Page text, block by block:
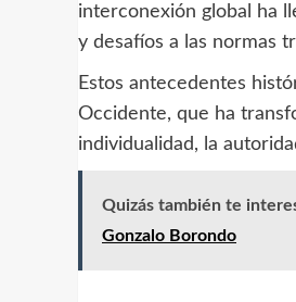
interconexión global ha
y desafíos a las normas
Estos antecedentes
Occidente, que ha
individualidad, la
Quizás también te
Gonzalo Borondo